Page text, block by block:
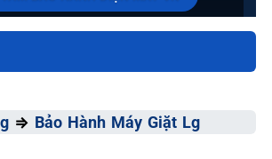
& BẢO HÀNH LG
Lượng Tối Ưu • Chi Phí Tối Thiểu
📞 0966.3898.33
⇒ Bảo Hành Máy Giặt Lg